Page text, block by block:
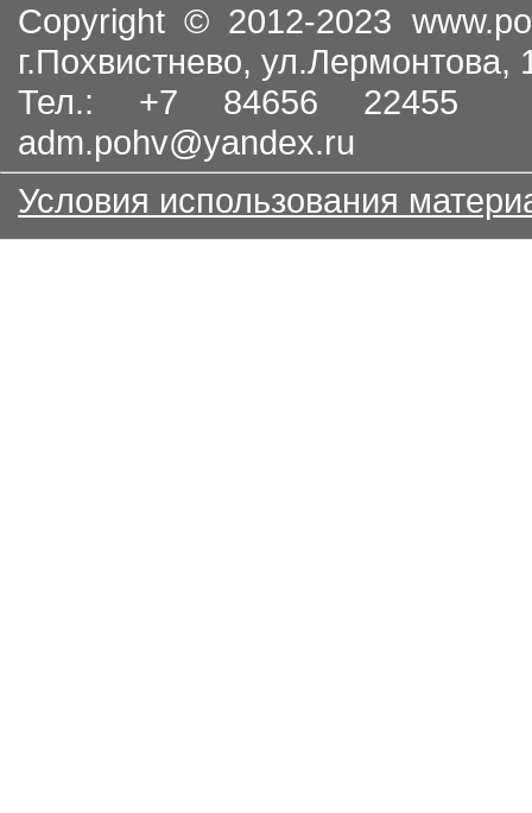
Copyright © 2012-2023
г.Похвистнево, ул.Лермонтова,
Тел.: +7 84656
adm.pohv@yandex.ru
Условия использования